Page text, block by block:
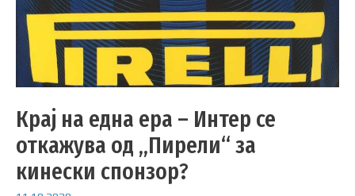
Крај на една ера – Интер се
откажува од „Пирели“ за
кинески спонзор?